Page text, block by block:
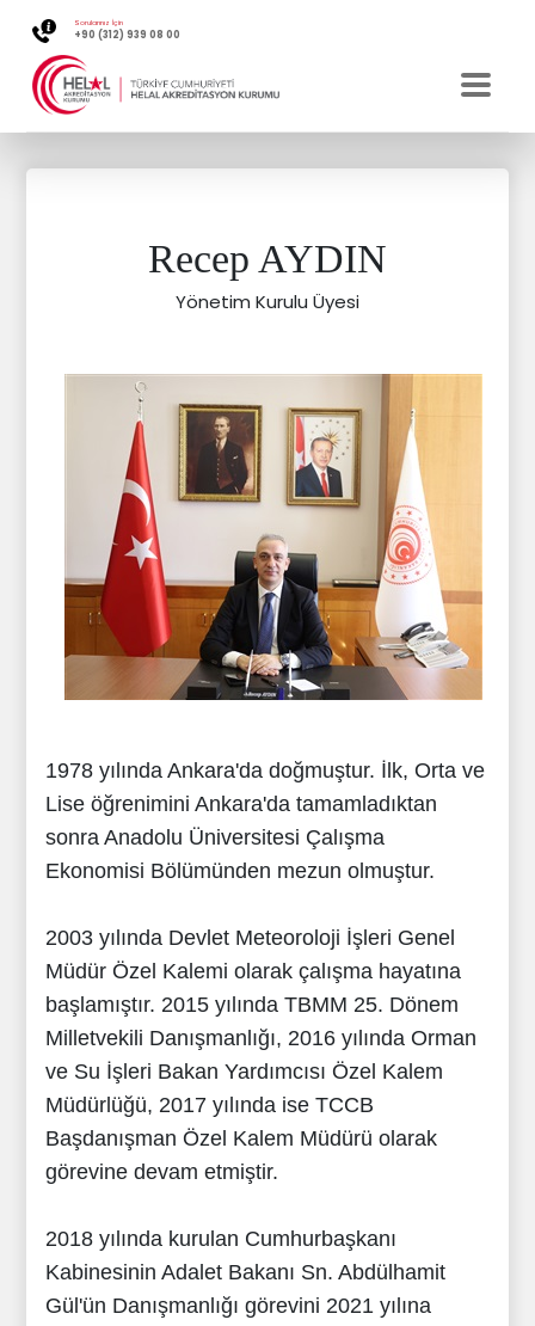
Sorularınız İçin
+90 (312) 939 08 00
Recep AYDIN
Yönetim Kurulu Üyesi
1978 yılında Ankara'da doğmuştur. İlk, Orta ve
Lise öğrenimini Ankara'da tamamladıktan
sonra Anadolu Üniversitesi Çalışma
Ekonomisi Bölümünden mezun olmuştur.
2003 yılında Devlet Meteoroloji İşleri Genel
Müdür Özel Kalemi olarak çalışma hayatına
başlamıştır. 2015 yılında TBMM 25. Dönem
Milletvekili Danışmanlığı, 2016 yılında Orman
ve Su İşleri Bakan Yardımcısı Özel Kalem
Müdürlüğü, 2017 yılında ise TCCB
Başdanışman Özel Kalem Müdürü olarak
görevine devam etmiştir.
2018 yılında kurulan Cumhurbaşkanı
Kabinesinin Adalet Bakanı Sn. Abdülhamit
Gül'ün Danışmanlığı görevini 2021 yılına